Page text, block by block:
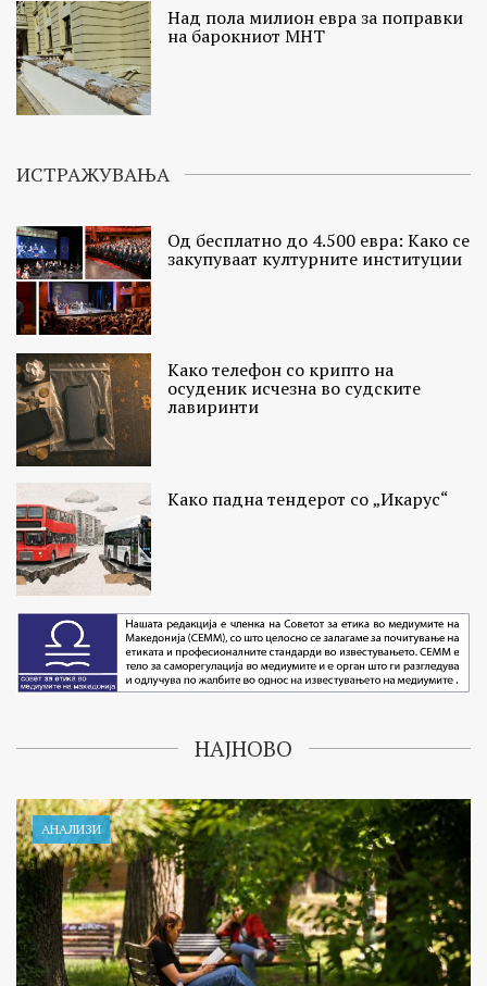
Над пола милион евра за поправки
на барокниот МНТ
ИСТРАЖУВАЊА
Од бесплатно до 4.500 евра: Како се
закупуваат културните институции
Како телефон со крипто на
осуденик исчезна во судските
лавиринти
Како падна тендерот со „Икарус“
НАЈНОВО
АНАЛИЗИ